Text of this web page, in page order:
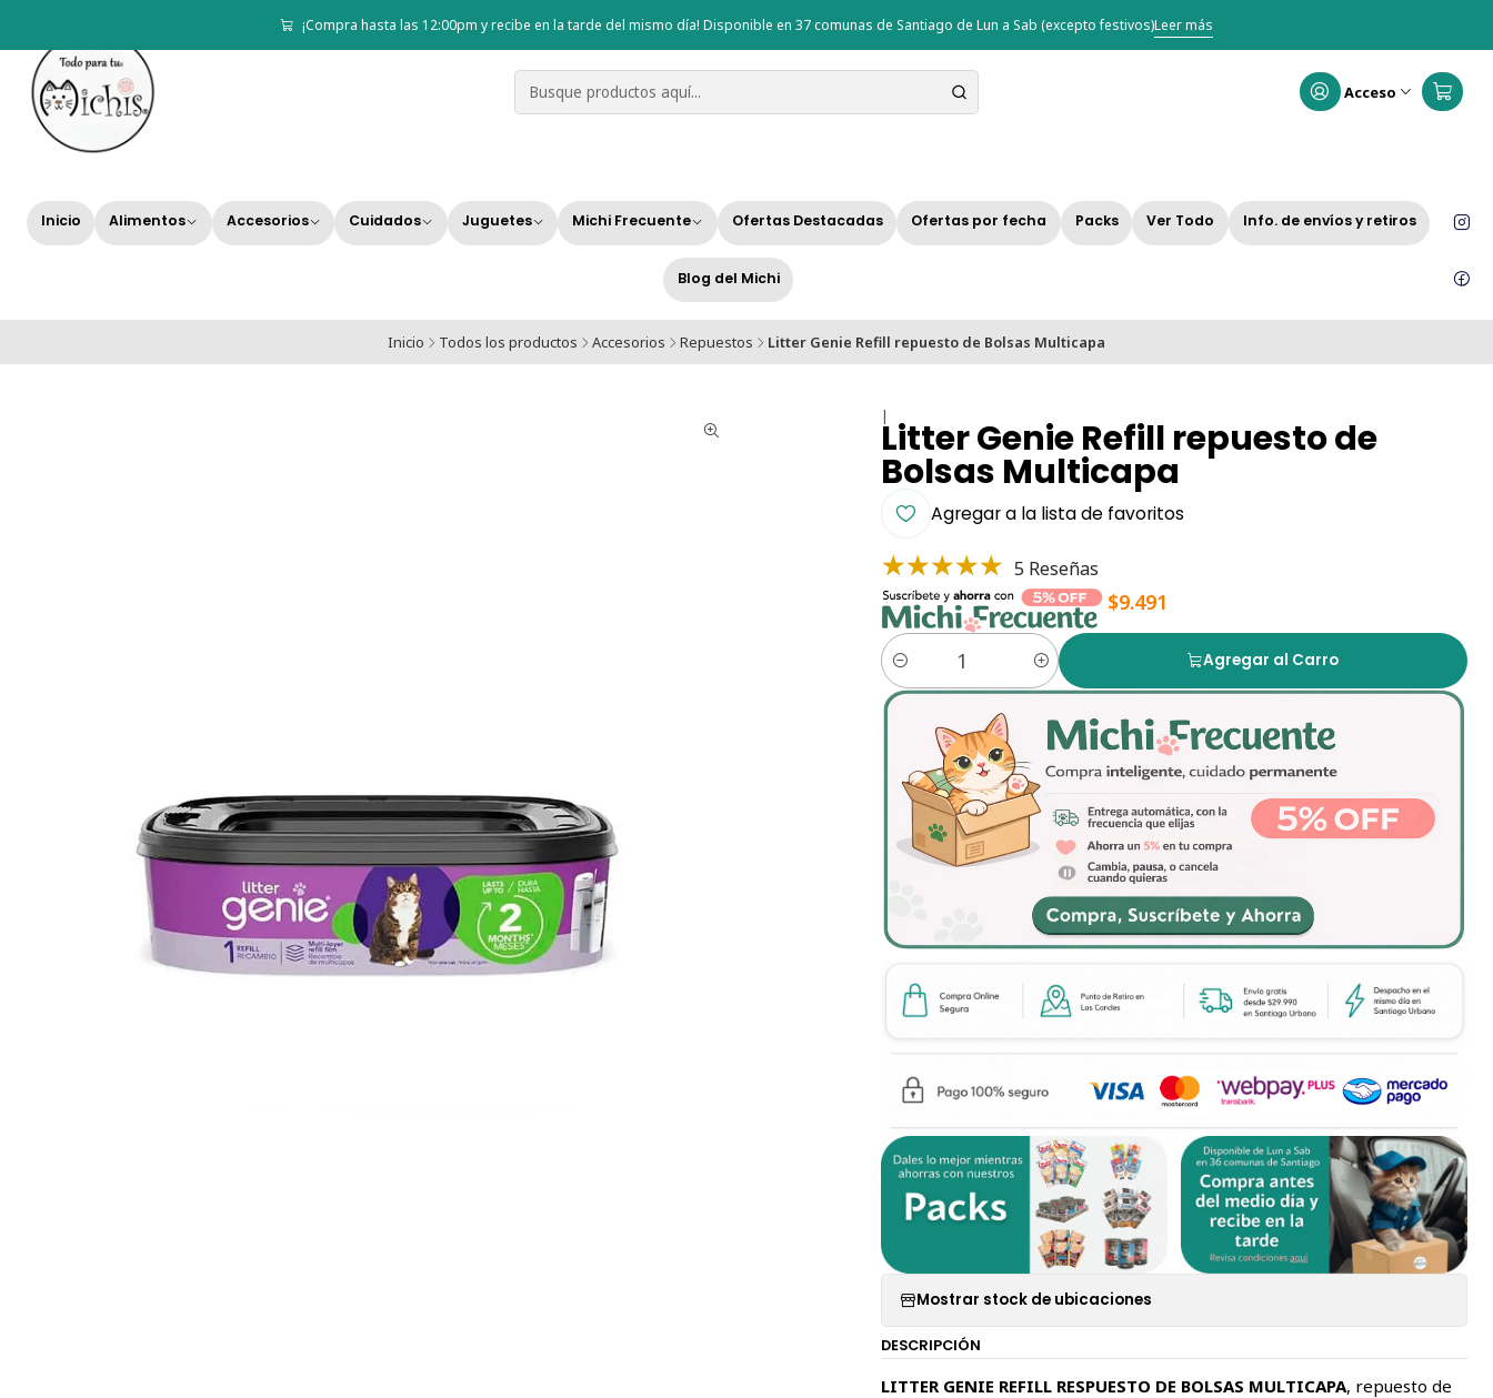
Acceso
Inicio Alimentos Accesorios Cuidados Juguetes Michi Frecuente Ofertas Destacadas Ofertas por fecha Packs Ver Todo Info. de envíos y retiros
Blog del Michi
¡Compra hasta las 12:00pm y recibe en la tarde del mismo día! Disponible en 37 comunas de Santiago de Lun a Sab (excepto festivos)Leer más
Inicio Todos los productos Accesorios Repuestos Litter Genie Refill repuesto de Bolsas Multicapa
|Litter Genie Refill repuesto de
Bolsas Multicapa
Agregar a la lista de favoritos
5 Reseñas
$9.491
Cantidad
Agregar al Carro
Mostrar stock de ubicaciones
DESCRIPCIÓN
LITTER GENIE REFILL RESPUESTO DE BOLSAS MULTICAPA, repuesto de